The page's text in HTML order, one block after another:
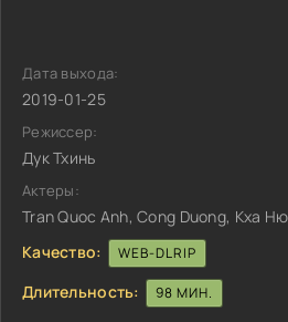
Дата выхода:
2019-01-25
Режиссер:
Дук Тхинь
Актеры:
Tran Quoc Anh, Cong Duong, Кха
Качество:
WEB-DLRIP
Длительность: 98 МИН.